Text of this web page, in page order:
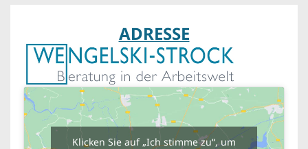
ADRESSE
Klicken Sie auf „Ich stimme zu“, um